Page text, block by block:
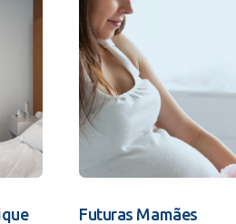
Futuras Mamães